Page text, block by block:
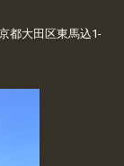
都大田区東馬込1-